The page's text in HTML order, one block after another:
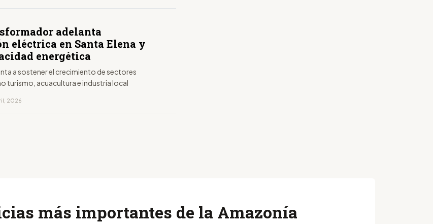
adelanta
eléctrica en Santa Elena y
energética
a sostener el crecimiento de sectores
turismo, acuacultura e industria local
2026
más importantes de la Amazonía